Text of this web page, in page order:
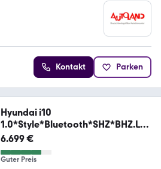
Kontakt Parken
Hyundai i10
1.0*Style*Bluetooth*SHZ*BHZ.Len
krad*Tüv Neu*
6.699 €
Guter Preis